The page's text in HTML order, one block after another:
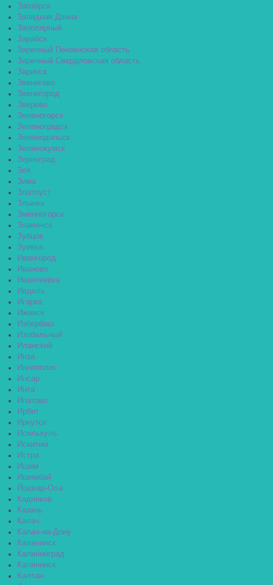
Заозёрск
Западная Двина
Заполярный
Зарайск
Заречный Пензенская область
Заречный Свердловская область
Заринск
Звенигово
Звенигород
Зверево
Зеленогорск
Зеленоградск
Зеленодольск
Зеленокумск
Зерноград
Зея
Зима
Златоуст
Злынка
Змеиногорск
Знаменск
Зубцов
Зуевка
Ивангород
Иваново
Ивантеевка
Ивдель
Игарка
Ижевск
Избербаш
Изобильный
Иланский
Инза
Иннополис
Инсар
Инта
Ипатово
Ирбит
Иркутск
Исилькуль
Искитим
Истра
Ишим
Ишимбай
Йошкар-Ола
Кадников
Казань
Калач
Калач-на-Дону
Калачинск
Калининград
Калининск
Калтан